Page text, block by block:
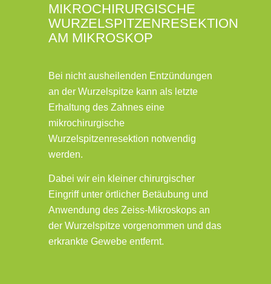
MIKROCHIRURGISCHE
WURZELSPITZENRESEKTION
AM MIKROSKOP
Bei nicht ausheilenden Entzündungen
an der Wurzelspitze kann als letzte
Erhaltung des Zahnes eine
mikrochirurgische
Wurzelspitzenresektion notwendig
werden.
Dabei wir ein kleiner chirurgischer
Eingriff unter örtlicher Betäubung und
Anwendung des Zeiss-Mikroskops an
der Wurzelspitze vorgenommen und das
erkrankte Gewebe entfernt.